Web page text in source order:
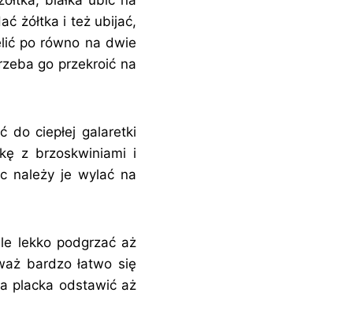
żółtka i też ubijać,
po równo na dwie
go przekroić na
do ciepłej galaretki
z brzoskwiniami i
należy je wylać na
lekko podgrzać aż
bardzo łatwo się
placka odstawić aż